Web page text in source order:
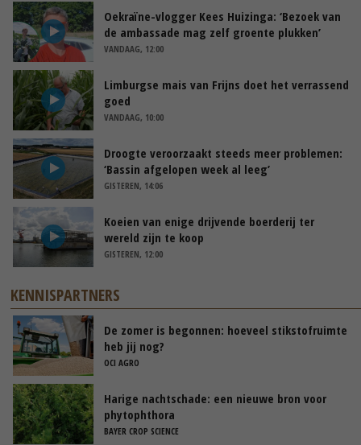
Oekraïne-vlogger Kees Huizinga: ‘Bezoek van
de ambassade mag zelf groente plukken’
VANDAAG, 12:00
Limburgse mais van Frijns doet het verrassend
goed
VANDAAG, 10:00
Droogte veroorzaakt steeds meer problemen:
‘Bassin afgelopen week al leeg’
GISTEREN, 14:06
Koeien van enige drijvende boerderij ter
wereld zijn te koop
GISTEREN, 12:00
KENNISPARTNERS
De zomer is begonnen: hoeveel stikstofruimte
heb jij nog?
OCI AGRO
Harige nachtschade: een nieuwe bron voor
phytophthora
BAYER CROP SCIENCE